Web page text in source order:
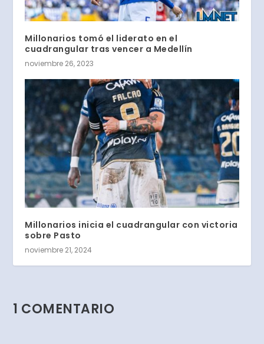
Millonarios tomó el liderato en el
cuadrangular tras vencer a Medellín
noviembre 26, 2023
Millonarios inicia el cuadrangular con victoria
sobre Pasto
noviembre 21, 2024
1 COMENTARIO